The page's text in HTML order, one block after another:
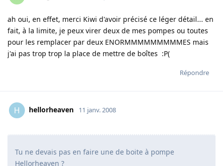
ah oui, en effet, merci Kiwi d'avoir précisé ce léger détail... en
fait, à la limite, je peux virer deux de mes pompes ou toutes
pour les remplacer par deux ENORMMMMMMMMMES mais
j'ai pas trop trop la place de mettre de boîtes :P(
Répondre
H hellorheaven 11 janv. 2008
Tu ne devais pas en faire une de boite à pompe
Hellorheaven ?